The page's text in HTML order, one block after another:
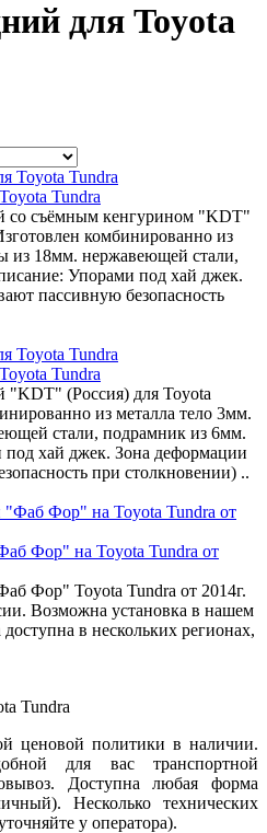
для Toyota
Tundra
со съёмным кенгурином "KDT"
комбинированно из
из 18мм. нержавеющей стали,
Упорами под хай джек.
пассивную безопасность
Tundra
"KDT" (Россия) для Toyota
из металла тело 3мм.
стали, подрамник из 6мм.
хай джек. Зона деформации
при столкновении) ..
Фор" на Toyota Tundra от
Фор" Toyota Tundra от 2014г.
Возможна установка в нашем
в нескольких регионах,
ценовой политики в наличии.
для вас транспортной
Доступна любая форма
Несколько технических
у оператора).